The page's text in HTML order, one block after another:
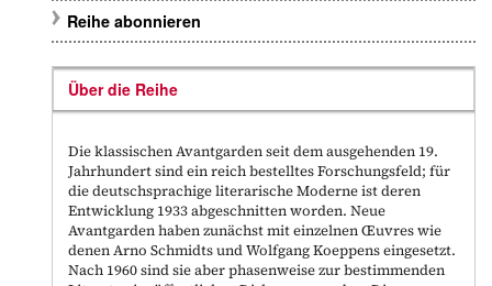
Reihe abonnieren
Über die Reihe
Die klassischen Avantgarden seit dem ausgehenden 19.
Jahrhundert sind ein reich bestelltes Forschungsfeld; für
die deutschsprachige literarische Moderne ist deren
Entwicklung 1933 abgeschnitten worden. Neue
Avantgarden haben zunächst mit einzelnen Œuvres wie
denen Arno Schmidts und Wolfgang Koeppens eingesetzt.
Nach 1960 sind sie aber phasenweise zur bestimmenden